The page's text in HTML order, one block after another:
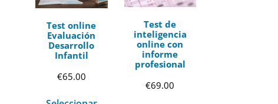
Test online
Evaluación
Desarrollo
Infantil
€65.00
Test de
inteligencia
online con
informe
profesional
€69.00